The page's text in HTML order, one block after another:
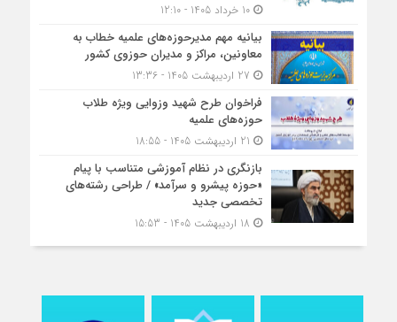
10 خرداد 1405 - 12:10
بیانیه مهم مدیرحوزه‌های علمیه خطاب به
معاونین، مراکز و مدیران حوزوی کشور
فراخوان طرح شهید وزوایی ویژه طلاب
حوزه‌های علمیه
بازنگری در نظام آموزشی متناسب با پیام
«حوزه پیشرو و سرآمد» / طراحی رشته‌های
تخصصی جدید